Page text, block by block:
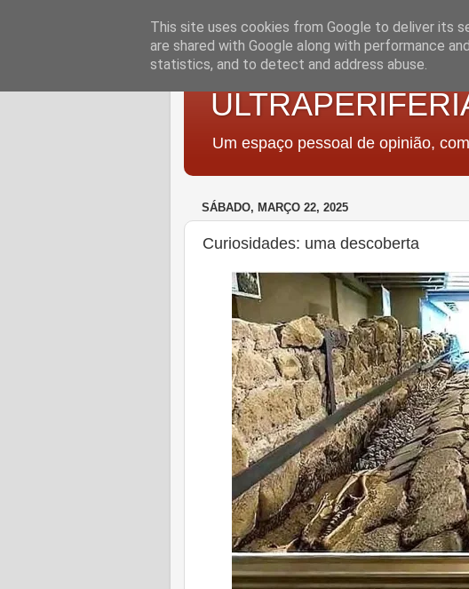
Um espaço pessoal de opinião,
SÁBADO, MARÇO 22, 2025
Curiosidades: uma descoberta
This site uses cookies from Google to deliver its
are shared with Google along with performance
statistics, and to detect and address abuse.